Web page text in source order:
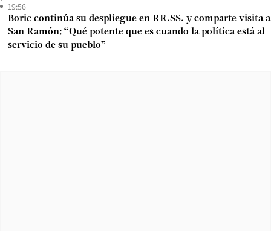
19:56
Boric continúa su despliegue en RR.SS. y comparte visita a
San Ramón: “Qué potente que es cuando la política está al
servicio de su pueblo”